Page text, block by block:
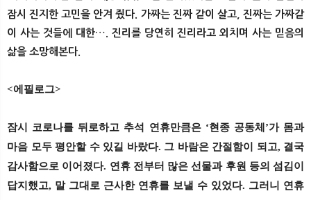
잠시 진지한 고민을 안겨 줬다. 가짜는 진짜 같이 살고, 진짜는 가짜같
이 사는 것들에 대한…. 진리를 당연히 진리라고 외치며 사는 믿음의
삶을 소망해본다.
<에필로그>
잠시 코로나를 뒤로하고 추석 연휴만큼은 ‘현종 공동체’가 몸과
마음 모두 평안할 수 있길 바랐다. 그 바람은 간절함이 되고, 결국
감사함으로 이어졌다. 연휴 전부터 많은 선물과 후원 등의 섬김이
답지했고, 말 그대로 근사한 연휴를 보낼 수 있었다. 그러니 연휴